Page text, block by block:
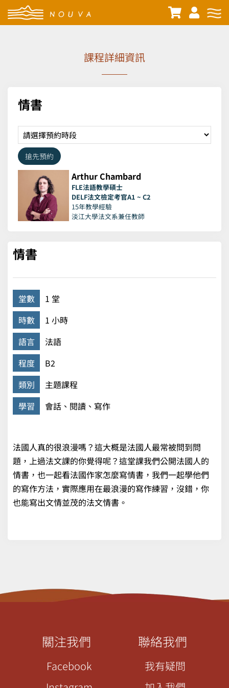
課程詳細資訊
情書
堂數
1 堂
時數
1 小時
語言
法語
程度
B2
類別
主題課程
學習
會話、閱讀、寫作
法國人真的很浪漫嗎？這大概是法國人最常被問到問
題，上過法文課的你覺得呢？這堂課我們公開法國人的
情書，也一起看法國作家怎麼寫情書，我們一起學他們
的寫作方法，實際應用在最浪漫的寫作練習，沒錯，你
也能寫出文情並茂的法文情書。
情書
搶先預約
Arthur Chambard
FLE法語教學碩士
DELF法文檢定考官A1 ~ C2
15年教學經驗
淡江大學法文系兼任教師
關注我們
Facebook
聯絡我們
我有疑問